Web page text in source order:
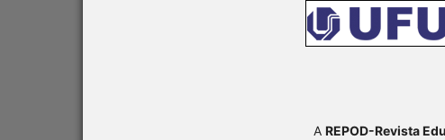
A REPOD-Revista